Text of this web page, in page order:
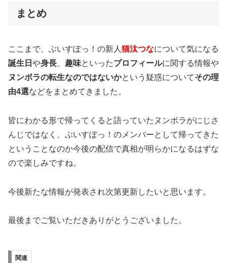
まとめ
ここまで、ぶいすぽっ！の新人 猫汰つなについて気になる
誕生日 や身長 趣味といったプロフィールに関する情報や
ヌンボラの転生なのではないかという疑惑についてその理
由4選などをまとめてきました。
皆にわかる形で帰ってくると語っていたヌンボラがにじさ
んじではなく、ぶいすぽっ！のメンバーとして帰ってきた
ということなのか今後の配信で真相が明らかになるはずな
ので楽しみですね。
今後新たな情報が発表され次第更新したいと思います。
最後までご覧いただきありがとうございました。
関連